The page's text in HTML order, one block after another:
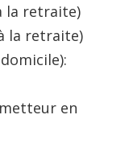
la retraite)
la retraite)
en